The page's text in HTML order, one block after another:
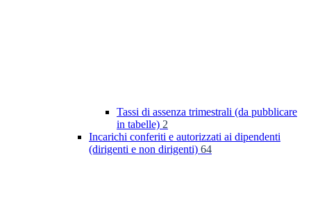
Tassi di assenza trimestrali (da pubblicare
in tabelle) 2
Incarichi conferiti e autorizzati ai dipendenti
(dirigenti e non dirigenti) 64